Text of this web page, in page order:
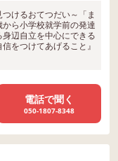
けるおてつだい～「ま
ら小学校就学前の発達
辺自立を中心にできる
をつけてあげること』
電話で聞く
050-1807-8348